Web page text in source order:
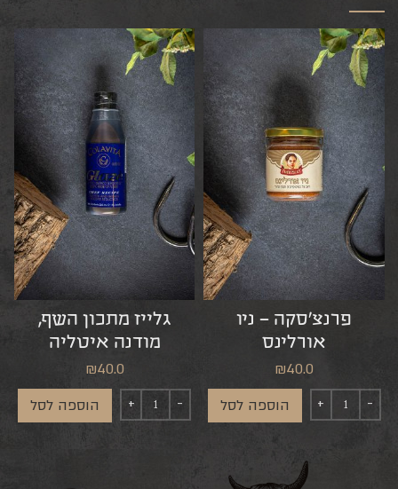
פרנצ’סקה – ניו
אורלינס
₪40.0
הוספה לסל
גלייז מתכון השף,
מודנה איטליה
₪40.0
הוספה לסל